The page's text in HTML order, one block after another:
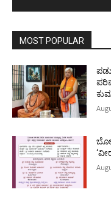
MOST POPULAR